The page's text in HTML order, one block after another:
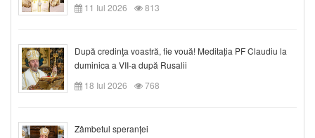
11 Iul 2026
813
După credinţa voastră, fie vouă! Meditația PF Claudiu la
duminica a VII-a după Rusalii
18 Iul 2026
768
Zâmbetul speranței